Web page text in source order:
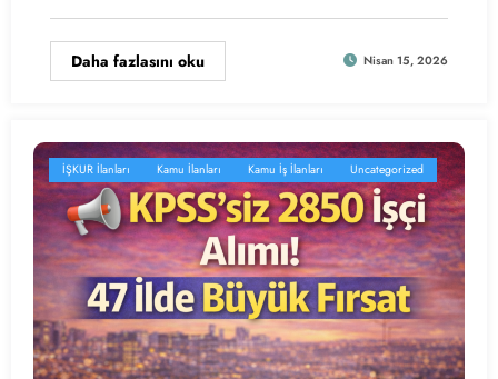
Daha fazlasını oku Nisan 15, 2026
İŞKUR İlanları Kamu İlanları Kamu İş İlanları Uncategorized